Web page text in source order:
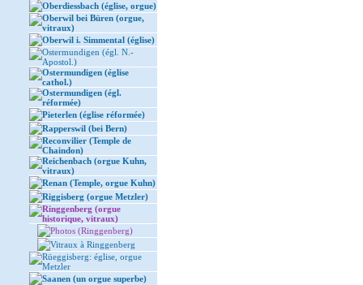
Oberdiessbach (église, orgue)
Oberwil bei Büren (orgue,
vitraux)
Oberwil i. Simmental (église)
Ostermundigen (égl. N.-
Apostol.)
Ostermundigen (église
cathol.)
Ostermundigen (égl.
réformée)
Pieterlen (église réformée)
Rapperswil (bei Bern)
Reconvilier (Temple de
Chaindon)
Reichenbach (orgue Kuhn,
vitraux)
Renan (Temple, orgue Kuhn)
Riggisberg (orgue Metzler)
Ringgenberg (orgue
historique, vitraux)
Photos (Ringgenberg)
Vitraux à Ringgenberg
Rüeggisberg: église, orgue
Metzler
Saanen (un orgue superbe)